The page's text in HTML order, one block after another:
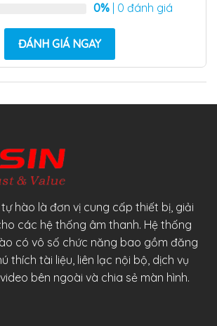
0% | 0 đánh giá
ĐÁNH GIÁ NGAY
hào là đơn vị cung cấp thiết bị, giải
các hệ thống âm thanh. Hệ thống
có vô số chức năng bao gồm đăng
thích tài liệu, liên lạc nội bộ, dịch vụ
bên ngoài và chia sẻ màn hình.